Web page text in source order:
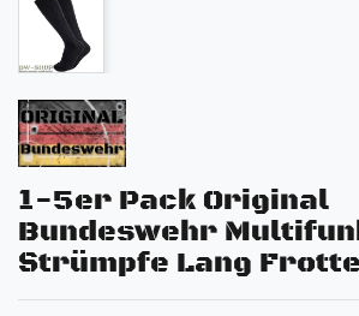
1-5er Pack Original
Bundeswehr
Strümpfe Lang